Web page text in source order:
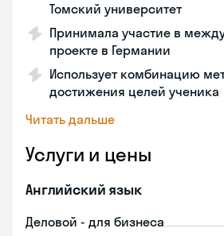
Томский университет
Принимала участие в
проекте в Германии
Использует комбинацию
достижения целей ученика
Читать дальше
Услуги и цены
Английский язык
Деловой - для бизнеса